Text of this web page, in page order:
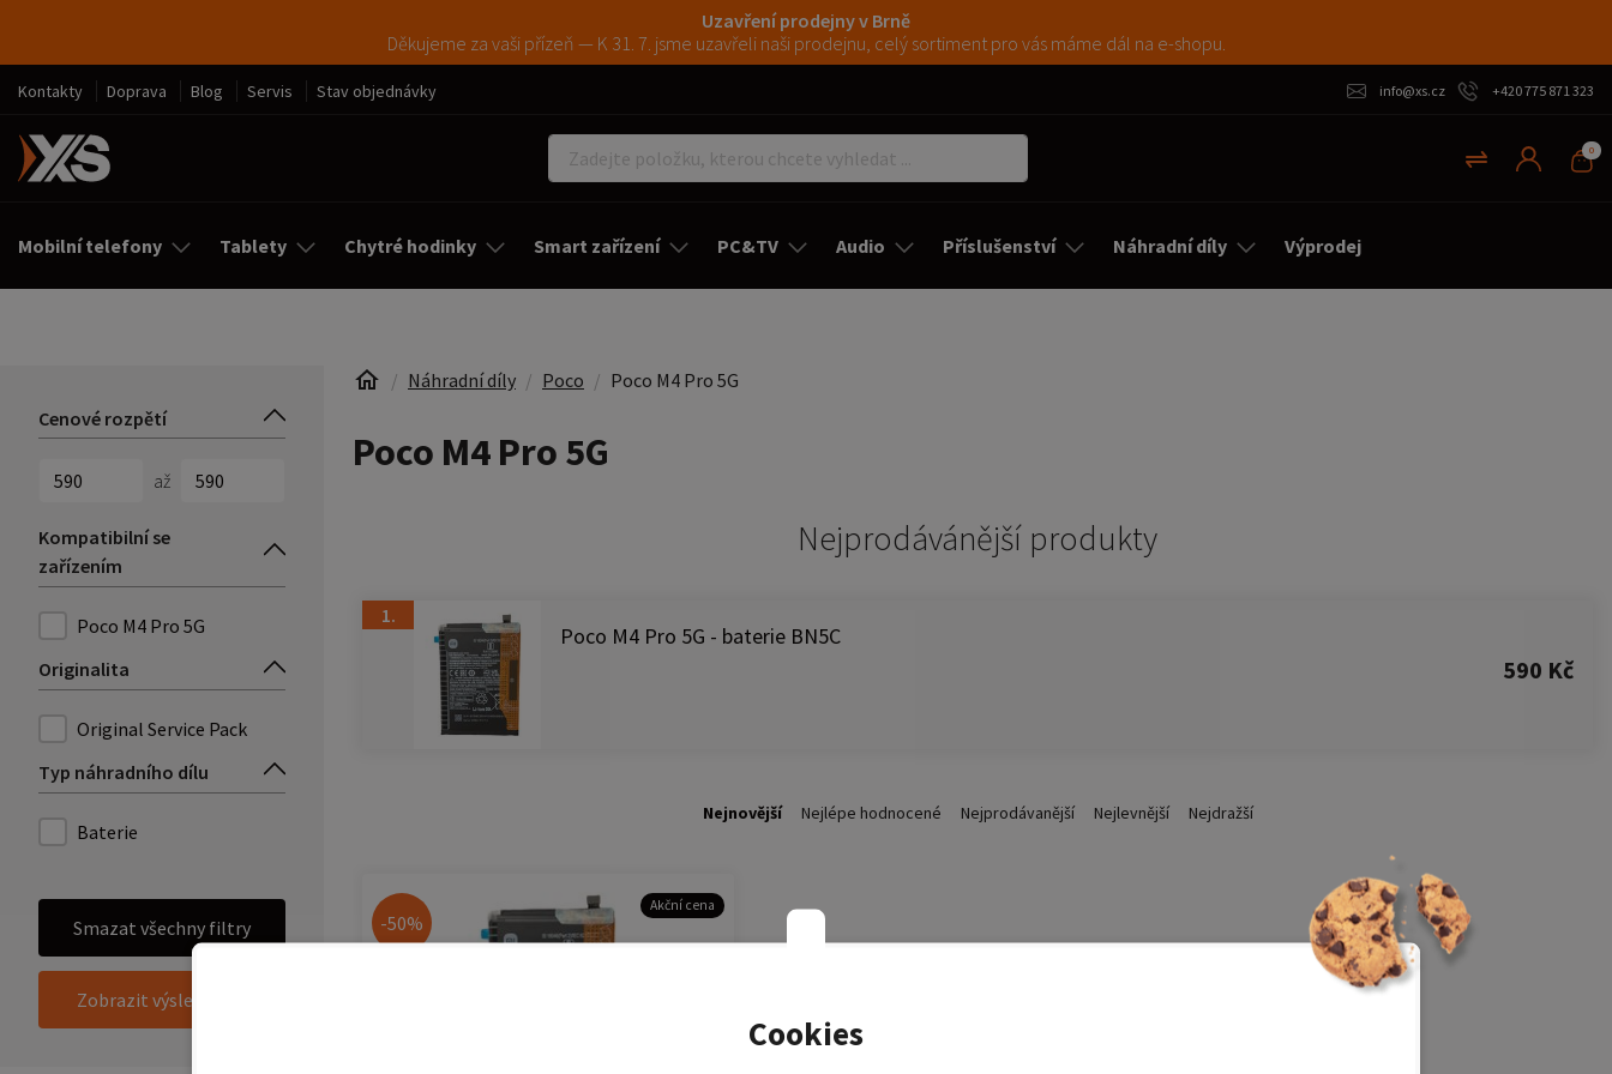
Cookies
Uzavření prodejny v Brně
Děkujeme za vaši přízeň — K 31. 7. jsme uzavřeli naši prodejnu, celý sortiment pro vás máme dál na e-shopu.
Kontakty Doprava Blog Servis Stav objednávky info@xs.cz +420 775 871 323
0
Mobilní telefony Tablety Chytré hodinky Smart zařízení PC&TV Audio Příslušenství Náhradní díly Výprodej
Cenové rozpětí
až
Kompatibilní se
zařízením
Poco M4 Pro 5G
Originalita
Original Service Pack
Typ náhradního dílu
Baterie
Smazat všechny filtry
Zobrazit výsledky (1)
Náhradní díly Poco Poco M4 Pro 5G
Poco M4 Pro 5G
Nejprodávánější produkty
1.
Poco M4 Pro 5G - baterie BN5C
590 Kč
Nejnovější Nejlépe hodnocené Nejprodávanější Nejlevnější Nejdražší
-50%
Akční cena